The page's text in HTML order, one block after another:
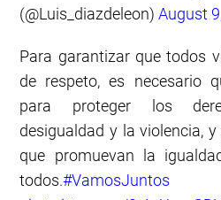
(@Luis_diazdeleon)August
Para garantizar que todos
de respeto, es necesario
para proteger los
desigualdad y la violencia,
que promuevan la
todos.#VamosJuntos